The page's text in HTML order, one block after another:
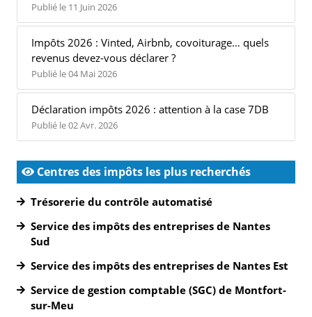
Publié le 11 Juin 2026
Impôts 2026 : Vinted, Airbnb, covoiturage… quels
revenus devez-vous déclarer ?
Publié le 04 Mai 2026
Déclaration impôts 2026 : attention à la case 7DB
Publié le 02 Avr. 2026
Centres des impôts les plus recherchés
Trésorerie du contrôle automatisé
Service des impôts des entreprises de Nantes
Sud
Service des impôts des entreprises de Nantes Est
Service de gestion comptable (SGC) de Montfort-
sur-Meu